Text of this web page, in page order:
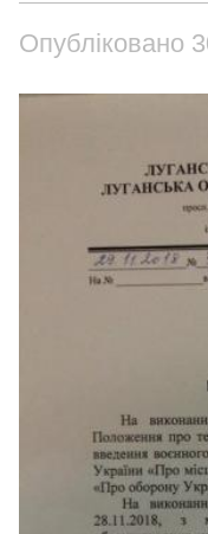
Опубліковано